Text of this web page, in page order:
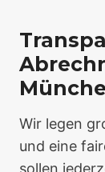
Wir legen
und eine
sollen